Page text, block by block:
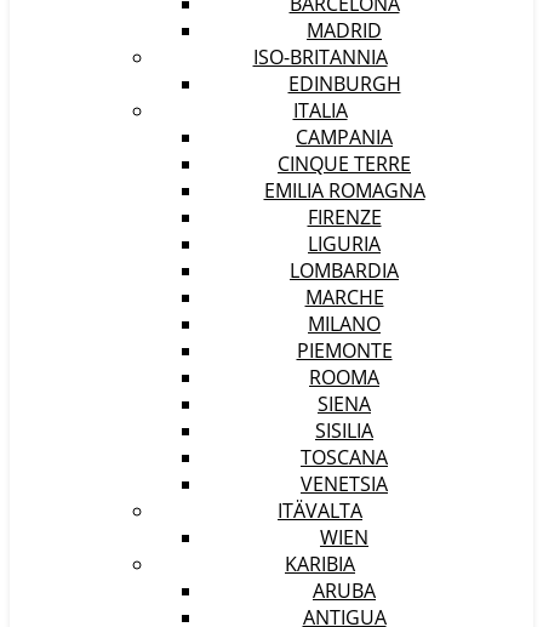
MADRID
ISO-BRITANNIA
EDINBURGH
ITALIA
CAMPANIA
CINQUE TERRE
EMILIA ROMAGNA
FIRENZE
LIGURIA
LOMBARDIA
MARCHE
MILANO
PIEMONTE
ROOMA
SIENA
SISILIA
TOSCANA
VENETSIA
ITÄVALTA
WIEN
KARIBIA
ARUBA
ANTIGUA